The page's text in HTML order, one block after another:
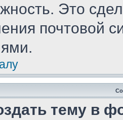
Это
почтовой
тему в